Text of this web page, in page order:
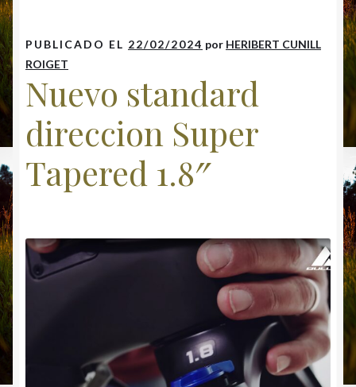
k
p
r
PUBLICADO EL 22/02/2024 por HERIBERT CUNILL
ROIGET
Nuevo standard
direccion Super
Tapered 1.8″